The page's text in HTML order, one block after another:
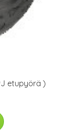
etupyörä )